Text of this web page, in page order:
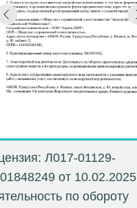
Л017-01129-
от 10.02.2025
по обороту